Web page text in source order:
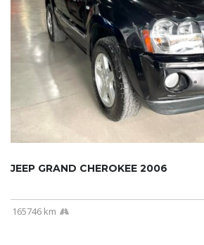
JEEP GRAND CHEROKEE 2006
165746 km